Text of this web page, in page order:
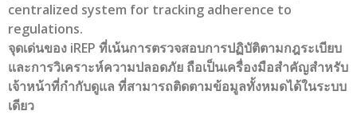
centralized system for tracking adherence to
regulations.
จุดเด่นของ iREP ที่เน้นการตรวจสอบการปฏิบัติตามกฎระเบียบ
และการวิเคราะห์ความปลอดภัย ถือเป็นเครื่องมือสำคัญสำหรับ
เจ้าหน้าที่กำกับดูแล ที่สามารถติดตามข้อมูลทั้งหมดได้ในระบบ
เดียว